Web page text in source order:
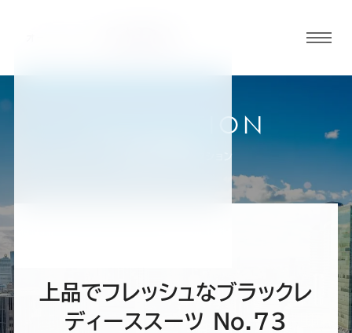
ーボ
ダ ダ
ダ
ダ
ダ
COLLECTION
上品でフレッシュなブラックレ
ディーススーツ No.73